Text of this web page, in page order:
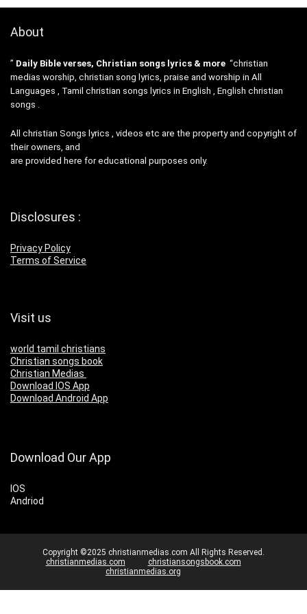
About
” Daily Bible verses, Christian songs lyrics & more “christian
medias worship, christian song lyrics, praise and worship in All
Languages , Tamil christian songs lyrics in English , English christian
songs .
All christian Songs lyrics , videos etc are the property and copyright of
their owners, and
are provided here for educational purposes only.
Disclosures :
Privacy Policy
Terms of Service
Visit us
world tamil christians
Christian songs book
Christian Medias
Download IOS App
Download Android App
Download Our App
IOS
Andriod
Copyright ©2025 christianmedias.com All Rights Reserved.
christianmedias.com
christiansongsbook.com
christianmedias.org